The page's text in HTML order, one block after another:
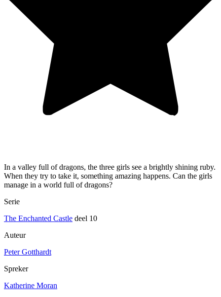
In a valley full of dragons, the three girls see a brightly shining ruby.
When they try to take it, something amazing happens. Can the girls
manage in a world full of dragons?
Serie
The Enchanted Castle deel 10
Auteur
Peter Gotthardt
Spreker
Katherine Moran